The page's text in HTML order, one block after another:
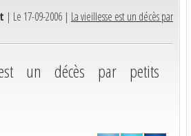
| Le 17-09-2006 | La vieillesse est un décès par
un décès par petits